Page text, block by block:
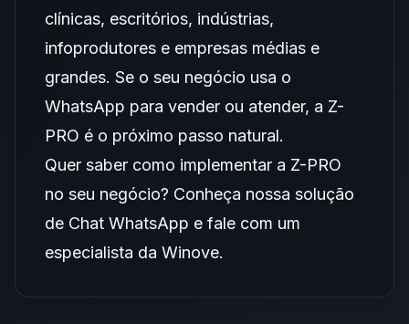
clínicas, escritórios, indústrias,
infoprodutores e empresas médias e
grandes. Se o seu negócio usa o
WhatsApp para vender ou atender, a Z-
PRO é o próximo passo natural.
Quer saber como implementar a Z-PRO
no seu negócio? Conheça nossa solução
de Chat WhatsApp e fale com um
especialista da Winove.